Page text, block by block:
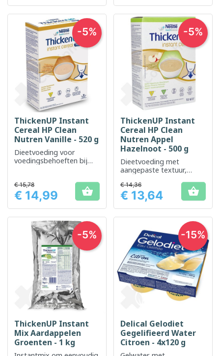
ThickenUP Instant
Cereal HP Clean
Nutren Vanille - 520 g
Dieetvoeding voor
voedingsbehoeften bij
Prijs
€ 15,78
€ 14,99 
-5%
ThickenUP Instant
Cereal HP Clean
Nutren Appel
Hazelnoot - 500 g
Dieetvoeding met
aangepaste textuur,
en aangenaam van smaak
Prijs
€ 14,36
€ 13,64 
-5%
ThickenUP Instant
Mix Aardappelen
Groenten - 1 kg
-5%
Delical Gelodiet
Gegelifieerd Water
Citroen - 4x120 g
-15%